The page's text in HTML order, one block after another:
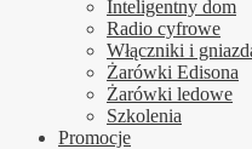
Inteligentny dom
Radio cyfrowe
Włączniki i
Żarówki Edisona
Żarówki ledowe
Szkolenia
Promocje